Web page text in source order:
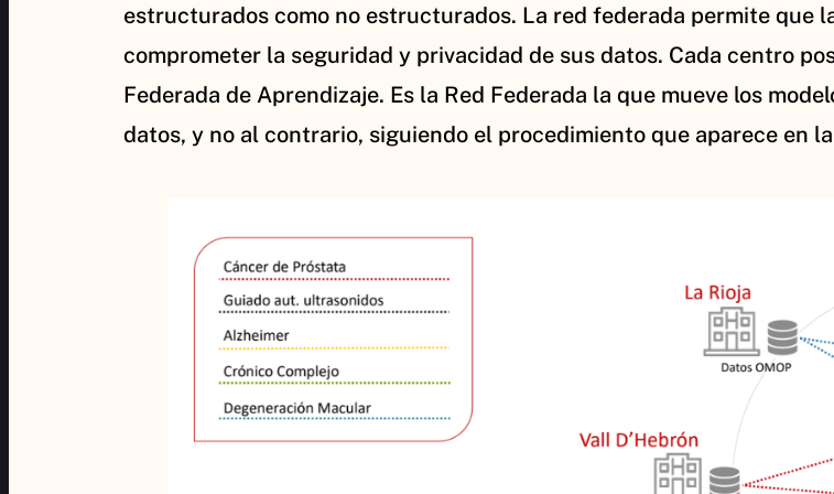
estructurados como no estructurados. La red federada permite que
comprometer la seguridad y privacidad de sus datos. Cada centro
Federada de Aprendizaje. Es la Red Federada la que mueve los
datos, y no al contrario, siguiendo el procedimiento que aparece en